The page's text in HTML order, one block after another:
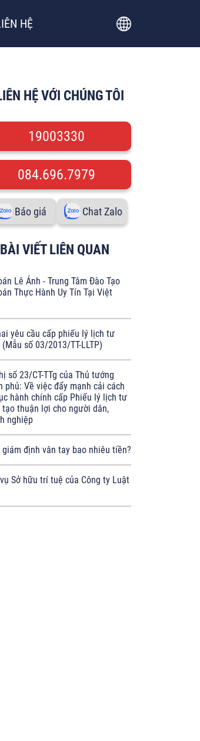
HỆ
HỆ VỚI CHÚNG TÔI
19003330
084.696.7979
Báo giá Chat Zalo
BÀI VIẾT LIÊN QUAN
Lê Ánh - Trung Tâm Đào Tạo
Thực Hành Uy Tín Tại Việt
yêu cầu cấp phiếu lý lịch tư
(Mẫu số 03/2013/TT-LLTP)
số 23/CT-TTg của Thủ tướng
phủ: Về việc đẩy mạnh cải cách
hành chính cấp Phiếu lý lịch tư
tạo thuận lợi cho người dân,
nghiệp
giám định vân tay bao nhiêu tiền?
Sở hữu trí tuệ của Công ty Luật